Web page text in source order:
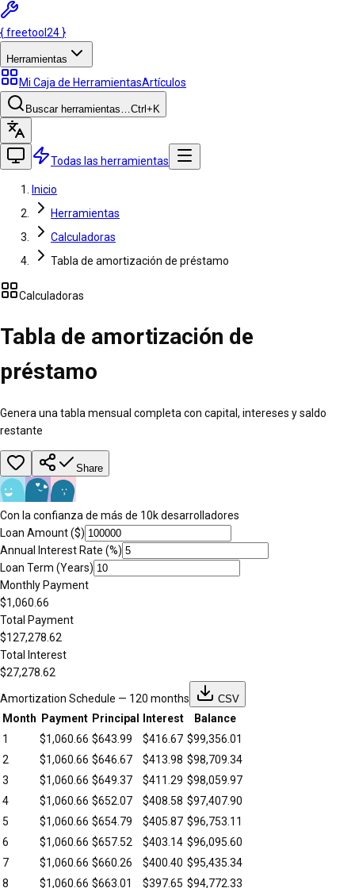
{freetool 24 }
Herramientas
Mi Caja de HerramientasArtículos
Buscar herramientas…Ctrl +K
Todas las herramientas
Inicio
Herramientas
Calculadoras
Tabla de amortización de préstamo
Calculadoras
Tabla de amortización de
préstamo
Genera una tabla mensual completa con capital, intereses y saldo
restante
Share
Con la confianza de más de 10k desarrolladores
Loan Amount ($)
Annual Interest Rate (%)
Loan Term (Years)
Monthly Payment
$1,060.66
Total Payment
$127,278.62
Total Interest
$27,278.62
Amortization Schedule — 120 months CSV
Month Payment Principal Interest
Balance
1
$1,060.66 $643.99 $416.67 $99,356.01
2
$1,060.66 $646.67 $413.98 $98,709.34
3
$1,060.66 $649.37 $411.29 $98,059.97
4
$1,060.66 $652.07 $408.58 $97,407.90
5
$1,060.66 $654.79 $405.87 $96,753.11
6
$1,060.66 $657.52 $403.14 $96,095.60
7
$1,060.66 $660.26 $400.40 $95,435.34
8
$1,060.66 $663.01 $397.65 $94,772.33